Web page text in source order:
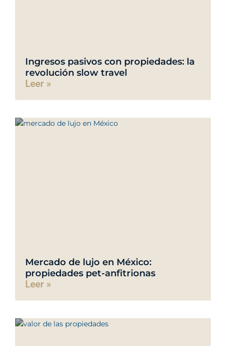
Ingresos pasivos con propiedades: la
revolución slow travel
Leer »
Mercado de lujo en México:
propiedades pet-anfitrionas
Leer »